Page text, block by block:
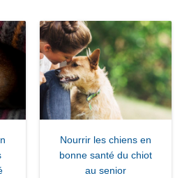
Nourrir les chiens en
bonne santé du chiot
au senior